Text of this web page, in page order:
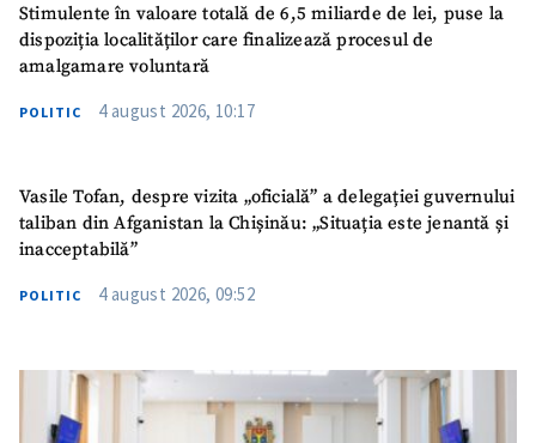
Stimulente în valoare totală de 6,5 miliarde de lei, puse la
dispoziția localităților care finalizează procesul de
amalgamare voluntară
POLITIC 4 august 2026, 10:17
Vasile Tofan, despre vizita „oficială” a delegației guvernului
taliban din Afganistan la Chișinău: „Situația este jenantă și
inacceptabilă”
POLITIC 4 august 2026, 09:52